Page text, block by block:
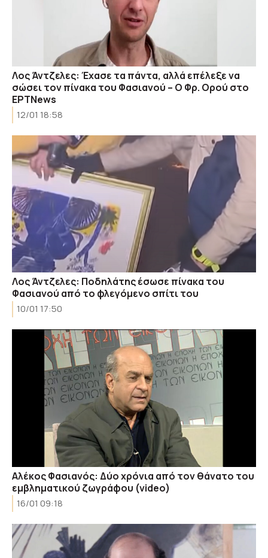
Λος Άντζελες: Έχασε τα πάντα, αλλά επέλεξε να
σώσει τον πίνακα του Φασιανού – Ο Φρ. Ορού στο
ΕΡΤΝews
12/01 18:58
Λος Άντζελες: Ποδηλάτης έσωσε πίνακα του
Φασιανού από το φλεγόμενο σπίτι του
10/01 17:50
Αλέκος Φασιανός: Δύο χρόνια από τον θάνατο του
εμβληματικού ζωγράφου (video)
16/01 09:18